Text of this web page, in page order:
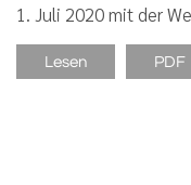
1. Juli 2020 mit der
Lesen PDF